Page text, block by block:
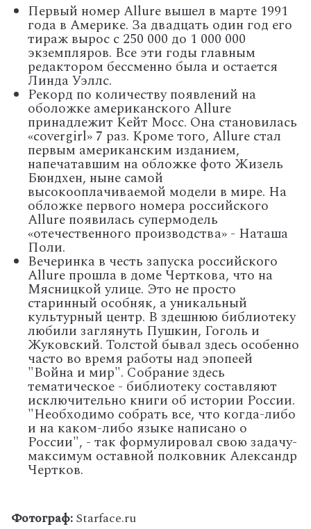
Первый номер Allure вышел в марте 1991
года в Америке. За двадцать один год его
тираж вырос с 250 000 до 1 000 000
экземпляров. Все эти годы главным
редактором бессменно была и остается
Линда Уэллс.
Рекорд по количеству появлений на
оболожке американского Allure
принадлежит Кейт Мосс. Она становилась
«covergirl» 7 раз. Кроме того, Allure стал
первым американским изданием,
напечатавшим на обложке фото Жизель
Бюндхен, ныне самой
высокооплачиваемой модели в мире. На
обложке первого номера российского
Allure появилась супермодель
«отечественного производства» - Наташа
Поли.
Вечеринка в честь запуска российского
Allure прошла в доме Черткова, что на
Мясницкой улице. Это не просто
старинный особняк, а уникальный
культурный центр. В здешнюю библиотеку
любили заглянуть Пушкин, Гоголь и
Жуковский. Толстой бывал здесь особенно
часто во время работы над эпопеей
"Война и мир". Собрание здесь
тематическое - библиотеку составляют
исключительно книги об истории России.
"Необходимо собрать все, что когда-либо
и на каком-либо языке написано о
России", - так формулировал свою задачу-
максимум оставной полковник Александр
Чертков.
Фотограф:Starface.ru